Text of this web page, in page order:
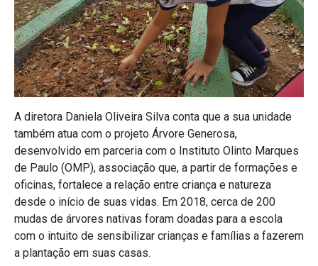
A diretora Daniela Oliveira Silva conta que a sua unidade
também atua com o projeto Árvore Generosa,
desenvolvido em parceria com o Instituto Olinto Marques
de Paulo (OMP), associação que, a partir de formações e
oficinas, fortalece a relação entre criança e natureza
desde o início de suas vidas. Em 2018, cerca de 200
mudas de árvores nativas foram doadas para a escola
com o intuito de sensibilizar crianças e famílias a fazerem
a plantação em suas casas.